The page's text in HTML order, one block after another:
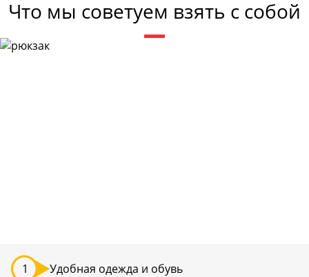
Что мы советуем взять с собой
Удобная одежда и обувь